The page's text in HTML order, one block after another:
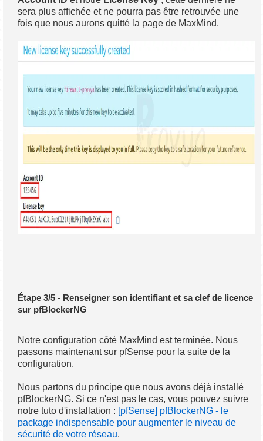
sera plus affichée et ne pourra pas être retrouvée une
fois que nous aurons quitté la page de MaxMind.
Étape 3/5 - Renseigner son identifiant et sa clef de licence
sur pfBlockerNG
Notre configuration côté MaxMind est terminée. Nous
passons maintenant sur pfSense pour la suite de la
configuration.
Nous partons du principe que nous avons déjà installé
pfBlockerNG. Si ce n'est pas le cas, vous pouvez suivre
notre tuto d'installation : [pfSense] pfBlockerNG - le
package indispensable pour augmenter le niveau de
sécurité de votre réseau.